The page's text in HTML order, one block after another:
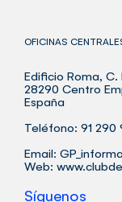
OFICINAS
Edificio Roma, C.
28290 Centro
España
Teléfono: 91 290
Email:
Web:
Síguenos